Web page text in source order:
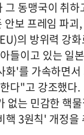
동맹국이 취
보 프레임 파
의 방위력 강
들이고 있는 일
'를 가속하면
다"고 강조했다.
없는 민감한 핵
3원칙' 개정